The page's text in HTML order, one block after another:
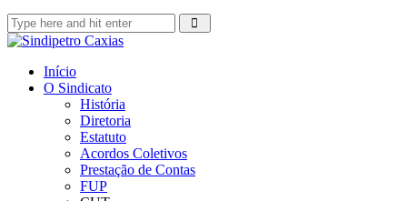
Início
O Sindicato
História
Diretoria
Estatuto
Acordos Coletivos
Prestação de Contas
FUP